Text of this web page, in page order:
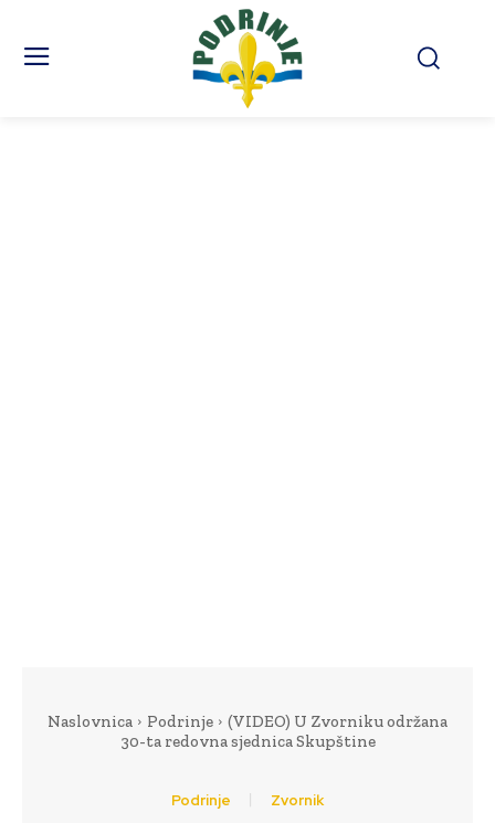
Naslovnica Podrinje
(VIDEO) U Zvorniku održana
30-ta redovna sjednica Skupštine
Podrinje Zvornik